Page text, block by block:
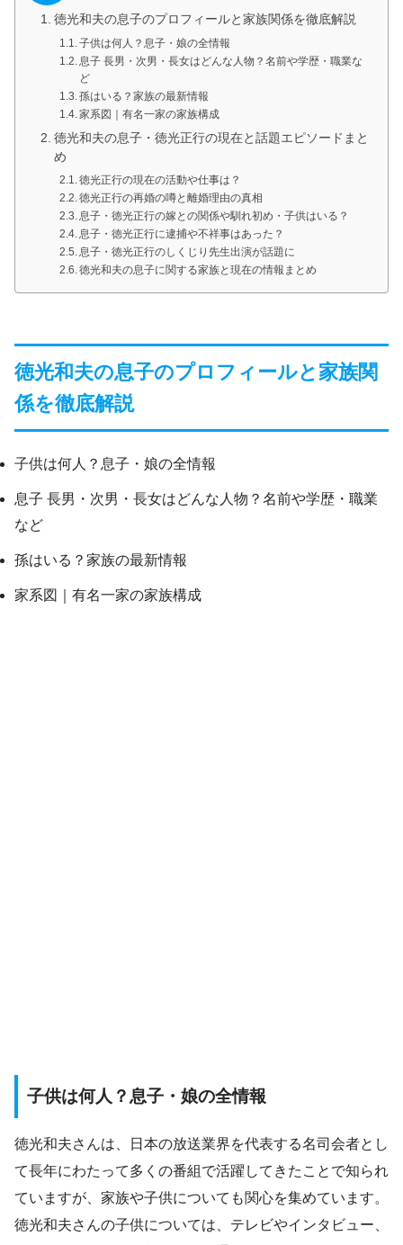
徳光和夫の息子のプロフィールと家族関係を徹底解説
子供は何人？息子・娘の全情報
息子 長男・次男・長女はどんな人物？名前や学歴・職業な
ど
孫はいる？家族の最新情報
家系図｜有名一家の家族構成
徳光和夫の息子・徳光正行の現在と話題エピソードまと
め
徳光正行の現在の活動や仕事は？
徳光正行の再婚の噂と離婚理由の真相
息子・徳光正行の嫁との関係や馴れ初め・子供はいる？
息子・徳光正行に逮捕や不祥事はあった？
息子・徳光正行のしくじり先生出演が話題に
徳光和夫の息子に関する家族と現在の情報まとめ
徳光和夫の息子のプロフィールと家族関
係を徹底解説
子供は何人？息子・娘の全情報
息子 長男・次男・長女はどんな人物？名前や学歴・職業
など
孫はいる？家族の最新情報
家系図｜有名一家の家族構成
子供は何人？息子・娘の全情報
徳光和夫さんは、日本の放送業界を代表する名司会者とし
て長年にわたって多くの番組で活躍してきたことで知られ
ていますが、家族や子供についても関心を集めています。
徳光和夫さんの子供については、テレビやインタビュー、